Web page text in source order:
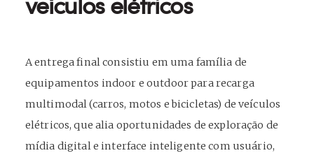
A entrega final consistiu em uma família de
equipamentos indoor e outdoor para recarga
multimodal (carros, motos e bicicletas) de veículos
elétricos, que alia oportunidades de exploração de
mídia digital e interface inteligente com usuário,